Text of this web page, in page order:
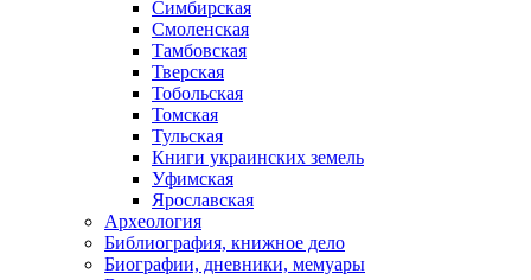
Симбирская
Смоленская
Тамбовская
Тверская
Тобольская
Томская
Тульская
Книги украинских земель
Уфимская
Ярославская
Археология
Библиография, книжное дело
Биографии, дневники, мемуары